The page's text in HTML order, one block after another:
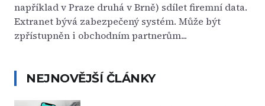
například v Praze druhá v Brně) sdílet firemní data.
Extranet bývá zabezpečený systém. Může být
zpřístupněn i obchodním partnerům...
NEJNOVĚJŠÍ ČLÁNKY